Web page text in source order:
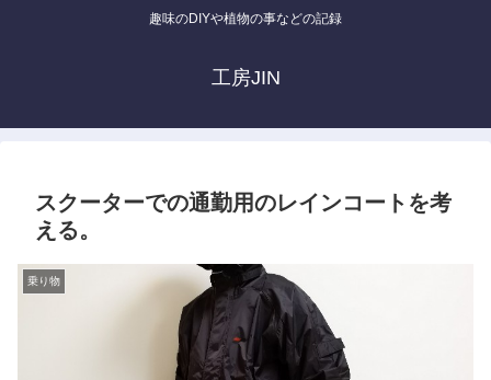
趣味のDIYや植物の事などの記録
工房JIN
スクーターでの通勤用のレインコートを考
える。
乗り物